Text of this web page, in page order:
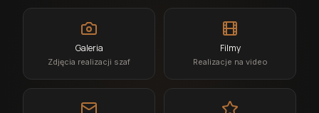
Galeria
Zdjęcia realizacji szaf
Filmy
Realizacje na video